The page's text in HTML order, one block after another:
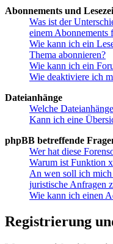
Abonnements und
Was ist der
einem Abonnements
Wie kann ich ein
Thema abonnieren?
Wie kann ich ein
Wie deaktiviere ich
Dateianhänge
Welche
Kann ich eine
phpBB betreffende
Wer hat diese
Warum ist Funktion
An wen soll ich mich
juristische Anfragen
Wie kann ich einen
Registrierung